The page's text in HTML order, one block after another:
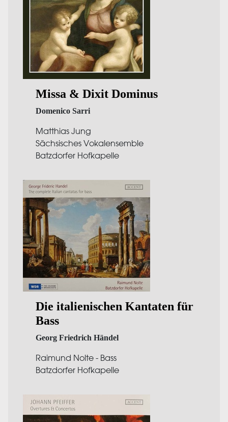
Missa & Dixit Dominus
Domenico Sarri
Matthias Jung
Sächsisches Vokalensemble
Batzdorfer Hofkapelle
Die italienischen Kantaten für
Bass
Georg Friedrich Händel
Raimund Nolte - Bass
Batzdorfer Hofkapelle